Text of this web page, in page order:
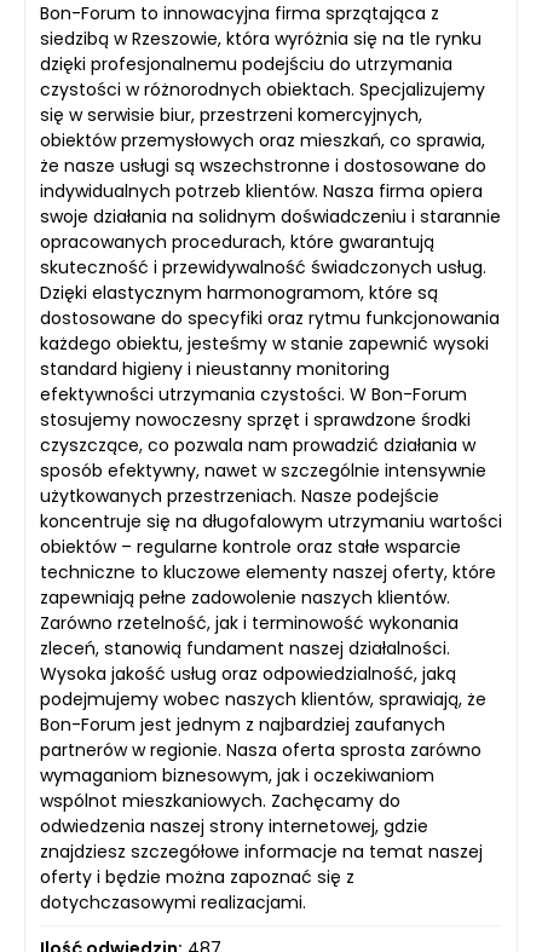
Bon-Forum to innowacyjna firma sprzątająca z
siedzibą w Rzeszowie, która wyróżnia się na tle rynku
dzięki profesjonalnemu podejściu do utrzymania
czystości w różnorodnych obiektach. Specjalizujemy
się w serwisie biur, przestrzeni komercyjnych,
obiektów przemysłowych oraz mieszkań, co sprawia,
że nasze usługi są wszechstronne i dostosowane do
indywidualnych potrzeb klientów. Nasza firma opiera
swoje działania na solidnym doświadczeniu i starannie
opracowanych procedurach, które gwarantują
skuteczność i przewidywalność świadczonych usług.
Dzięki elastycznym harmonogramom, które są
dostosowane do specyfiki oraz rytmu funkcjonowania
każdego obiektu, jesteśmy w stanie zapewnić wysoki
standard higieny i nieustanny monitoring
efektywności utrzymania czystości. W Bon-Forum
stosujemy nowoczesny sprzęt i sprawdzone środki
czyszczące, co pozwala nam prowadzić działania w
sposób efektywny, nawet w szczególnie intensywnie
użytkowanych przestrzeniach. Nasze podejście
koncentruje się na długofalowym utrzymaniu wartości
obiektów – regularne kontrole oraz stałe wsparcie
techniczne to kluczowe elementy naszej oferty, które
zapewniają pełne zadowolenie naszych klientów.
Zarówno rzetelność, jak i terminowość wykonania
zleceń, stanowią fundament naszej działalności.
Wysoka jakość usług oraz odpowiedzialność, jaką
podejmujemy wobec naszych klientów, sprawiają, że
Bon-Forum jest jednym z najbardziej zaufanych
partnerów w regionie. Nasza oferta sprosta zarówno
wymaganiom biznesowym, jak i oczekiwaniom
wspólnot mieszkaniowych. Zachęcamy do
odwiedzenia naszej strony internetowej, gdzie
znajdziesz szczegółowe informacje na temat naszej
oferty i będzie można zapoznać się z
dotychczasowymi realizacjami.